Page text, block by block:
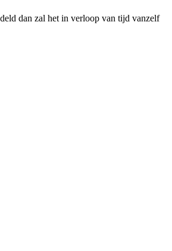
dan zal het in verloop van tijd vanzelf